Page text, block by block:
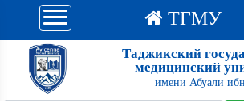
ТГМУ
Таджикский
медицинский
имени Абуали